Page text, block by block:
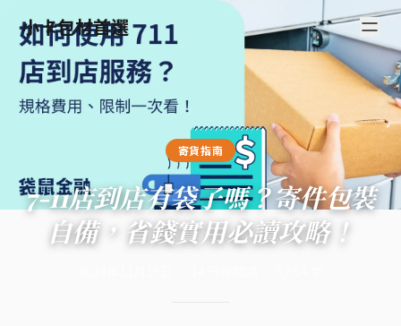
小卡包材首選
寄貨指南
7-11店到店有袋子嗎？寄件包裝
自備，省錢實用必讀攻略！